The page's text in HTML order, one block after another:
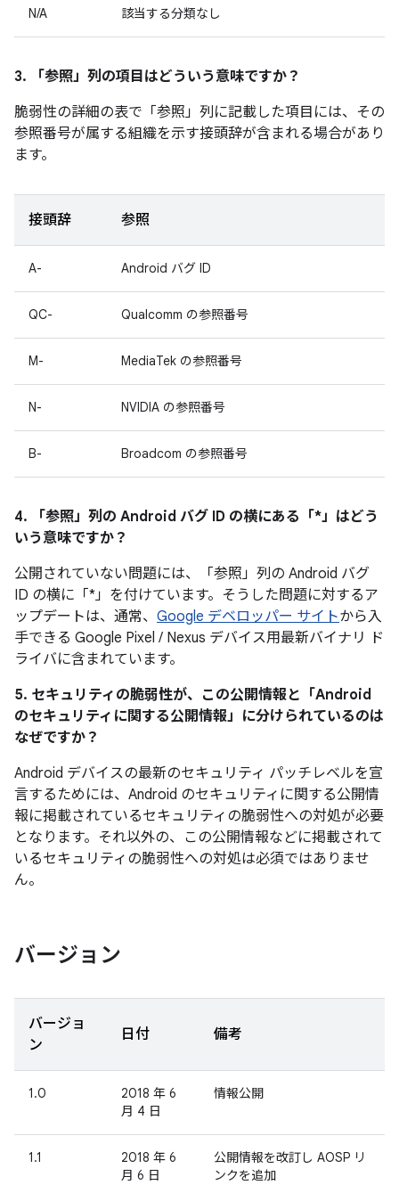
N/A 該当する分類なし
3. 「参照」 列の項目はどういう意味ですか？
脆弱性の詳細の表で「参照」列に記載した項目には、その
参照番号が属する組織を示す接頭辞が含まれる場合があり
ます。
接頭辞 参照
A- Android バグ ID
QC- Qualcomm の参照番号
M- MediaTek の参照番号
N- NVIDIA の参照番号
B- Broadcom の参照番号
4. 「参照」 列の Android バグ ID の横にある「*」はどう
いう意味ですか？
公開されていない問題には、「参照」列の Android バグ
ID の横に「*」を付けています。そうした問題に対するア
ップデートは、通常、 Google デベロッパー サイトから入
手できる Google Pixel / Nexus デバイス用最新バイナリ ド
ライバに含まれています。
5. セキュリティの脆弱性が、この公開情報と「Android
のセキュリティに関する公開情報」に分けられているのは
なぜですか？
Android デバイスの最新のセキュリティ パッチレベルを宣
言するためには、Android のセキュリティに関する公開情
報に掲載されているセキュリティの脆弱性への対処が必要
となります。それ以外の、この公開情報などに掲載されて
いるセキュリティの脆弱性への対処は必須ではありませ
ん。
バージョン
バージョ
ン
日付 備考
1.0
2018 年 6
月 4 日
情報公開
1.1
2018 年 6
月 6 日
公開情報を改訂し AOSP リ
ンクを追加